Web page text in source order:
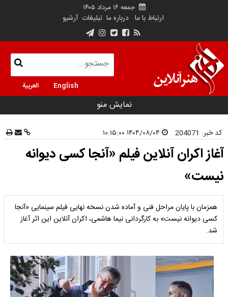
جمعه ۱۶ مرداد ۱۴۰۵
ارتباط با ما درباره ما تبلیغات آرشیو
English العربية
نمایش منو
کد خبر: 204071
آغاز اکران آنلاین فیلم «آنجا کسی دیوانه
نیست»
همزمان با پایان مراحل فنی و آماده شدن نسخه نهایی فیلم سینمایی «آنجا
کسی دیوانه نیست» به کارگردانی نیما هاشمی، اکران آنلاین این اثر آغاز
شد.